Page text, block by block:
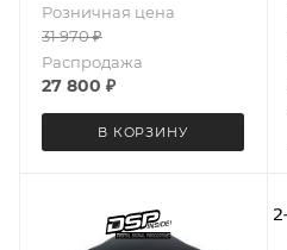
Розничная цена
31 970₽
Распродажа
27 800 ₽
В КОРЗИНУ